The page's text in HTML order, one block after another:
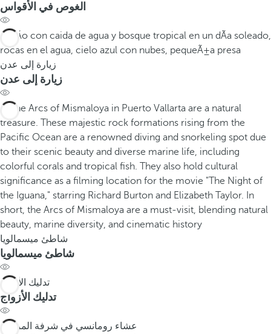
الغوص في الأقواس
زيارة إلى عدن
زيارة إلى عدن
شاطئ ميسمالويا
شاطئ ميسمالويا
تدليك الأزواج
تدليك الأزواج
عشاء رومانسي في شرفة المراقبة